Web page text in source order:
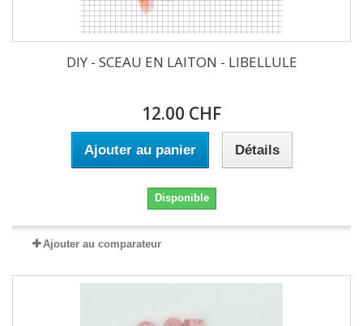
DIY - SCEAU EN LAITON - LIBELLULE
12.00 CHF
Ajouter au panier Détails
Disponible
Ajouter au comparateur